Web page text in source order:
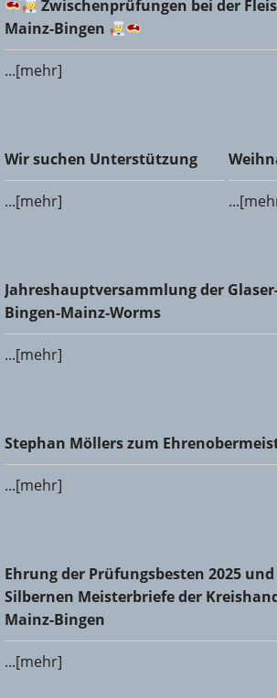
Bingen
Zwischenprüfungen bei der
Mainz-Bingen
...[mehr]
Wir suchen Unterstützung
Wir suchen Unterstützung
...[mehr]
Jahreshauptversammlung der Glaser-
Mainz-Worms
Jahreshauptversammlung der
Bingen-Mainz-Worms
...[mehr]
Stephan Möllers zum
Stephan Möllers zum
...[mehr]
Ehrung der Prüfungsbesten 2025 und
Silbernen Meisterbriefe der
Bingen
Ehrung der Prüfungsbesten 2025
Silbernen Meisterbriefe der
Mainz-Bingen
...[mehr]